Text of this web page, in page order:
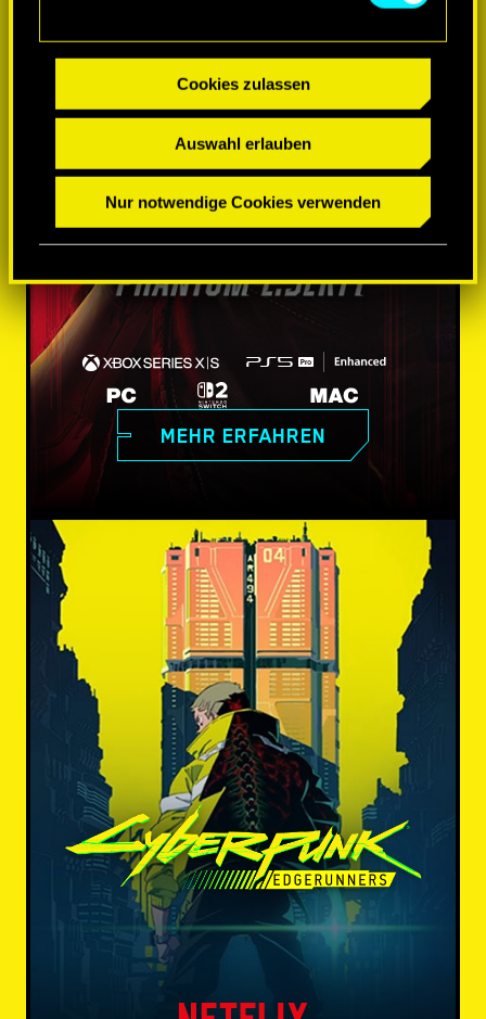
Cookies zulassen
Auswahl erlauben
Nur notwendige Cookies verwenden
MEHR ERFAHREN